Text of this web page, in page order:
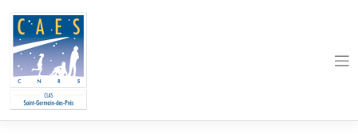
content